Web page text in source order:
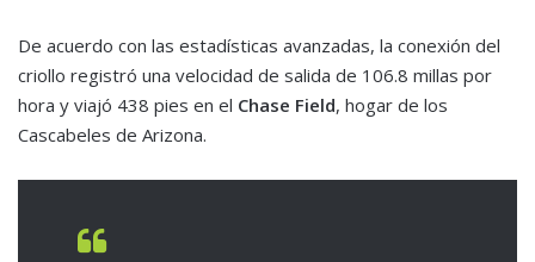
De acuerdo con las estadísticas avanzadas, la conexión del
criollo registró una velocidad de salida de 106.8 millas por
hora y viajó 438 pies en el Chase Field, hogar de los
Cascabeles de Arizona.